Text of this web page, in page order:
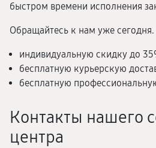
быстром времени исполнения
Обращайтесь к нам уже
индивидуальную скидку до
бесплатную курьерскую
бесплатную
Контакты нашего
центра